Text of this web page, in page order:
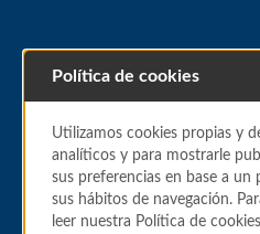
TÚ PONES
Regálate
categoría
Política de cookies
Utilizamos cookies propias y
analíticos y para mostrarle
sus preferencias en base a
sus hábitos de navegación.
leer nuestra Política de